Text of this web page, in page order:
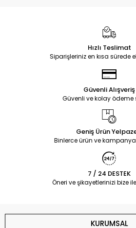
Hızlı Teslimat
Siparişleriniz en kısa sürede
Güvenli Alışveriş
Güvenli ve kolay ödeme
Geniş Ürün
Binlerce ürün ve
7 / 24 DESTEK
Öneri ve şikayetlerinizi bize
KURUMSAL